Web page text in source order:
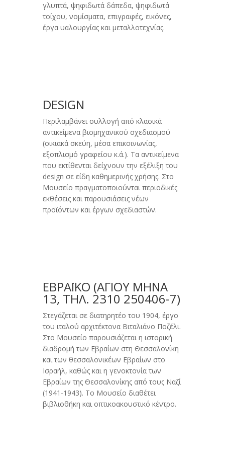
γλυπτά, ψηφιδωτά δάπεδα, ψηφιδωτά
τοίχου, νομίσματα, επιγραφές, εικόνες,
έργα υαλουργίας και μεταλλοτεχνίας.
DESIGN
Περιλαμβάνει συλλογή από κλασικά
αντικείμενα βιομηχανικού σχεδιασμού
(οικιακά σκεύη, μέσα επικοινωνίας,
εξοπλισμό γραφείου κ.ά.). Τα αντικείμενα
που εκτίθενται δείχνουν την εξέλιξη του
design σε είδη καθημερινής χρήσης. Στο
Μουσείο πραγματοποιούνται περιοδικές
εκθέσεις και παρουσιάσεις νέων
προϊόντων και έργων σχεδιαστών.
ΕΒΡΑΪΚΟ (ΑΓΊΟΥ ΜΗΝΆ
13, ΤΗΛ. 2310 250406-7)
Στεγάζεται σε διατηρητέο του 1904, έργο
του ιταλού αρχιτέκτονα Βιταλιάνο Ποζέλι.
Στο Μουσείο παρουσιάζεται η ιστορική
διαδρομή των Εβραίων στη Θεσσαλονίκη
και των θεσσαλονικέων Εβραίων στο
Ισραήλ, καθώς και η γενοκτονία των
Εβραίων της Θεσσαλονίκης από τους Ναζί
(1941-1943). Το Μουσείο διαθέτει
βιβλιοθήκη και οπτικοακουστικό κέντρο.